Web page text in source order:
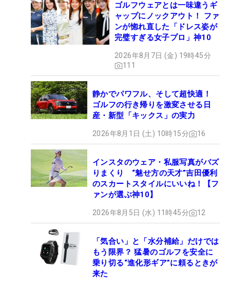
ゴルフウェアとは一味違うギ
ャップにノックアウト！ ファ
ンが惚れ直した「ドレス姿が
完璧すぎる女子プロ」神10
2026年8月7日 (金) 19時45分
111
静かでパワフル、そして超快適！
ゴルフの行き帰りを激変させる日
産・新型「キックス」の実力
2026年8月1日 (土) 10時15分 16
インスタのウェア・私服写真がバズ
りまくり “魅せ方の天才”吉田優利
のスカートスタイルにいいね！【フ
ァンが選ぶ神10】
2026年8月5日 (水) 11時45分 12
「気合い」と「水分補給」だけでは
もう限界？ 猛暑のゴルフを安全に
乗り切る“進化形ギア”に頼るときが
来た